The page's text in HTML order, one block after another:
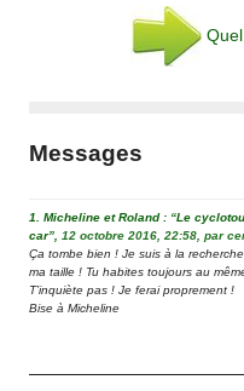
Quel
Messages
1. Micheline et Roland : “Le
car”,12 octobre 2016, 22:58,par
Ça tombe bien ! Je suis à la
ma taille ! Tu habites toujours au
T’inquiète pas ! Je ferai proprement !
Bise à Micheline